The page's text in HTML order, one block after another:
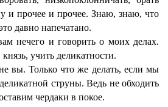
и прочее и прочее. Знаю, знаю, что
давно напечатано.
нечего и говорить о моих делах.
учить деликатности.
вы. Только что же делать, если мы
струны. Ведь не обходить
чердаки в покое.